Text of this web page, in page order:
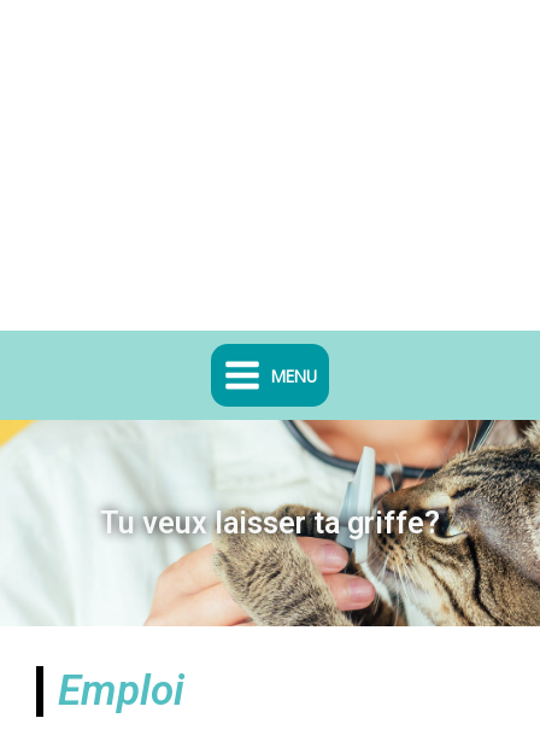
MENU
Tu veux laisser ta griffe?
Emploi